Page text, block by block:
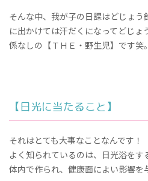
そんな中、我が子の日課はどじょう
に出かけては汗だくになってどじ
係なしの【ＴＨＥ・野生児】です笑。
【日光に当たること】
それはとても大事なことなんです！
よく知られているのは、日光浴を
体内で作られ、健康面によい影響を